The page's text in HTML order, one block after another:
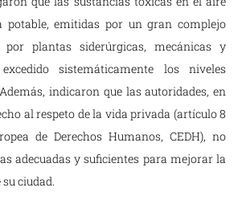
potable, emitidas por un gran complejo
por plantas siderúrgicas, mecánicas y
sistemáticamente los niveles
indicaron que las autoridades, en
al respeto de la vida privada (artículo 8
de Derechos Humanos, CEDH), no
adecuadas y suficientes para mejorar la
ciudad.